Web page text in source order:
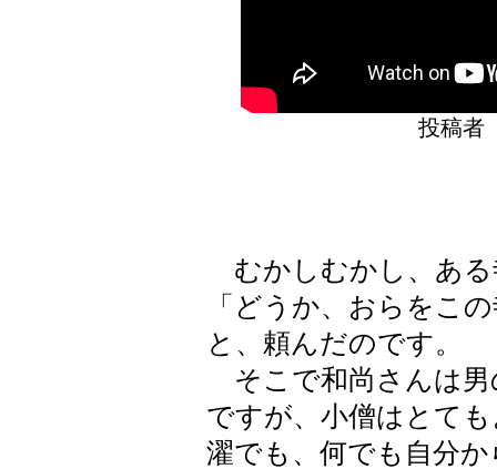
投稿
むかしむかし、ある
「どうか、おらをこ
と、頼んだのです。
そこで和尚さんは男
ですが、小僧はとて
濯でも、何でも自分